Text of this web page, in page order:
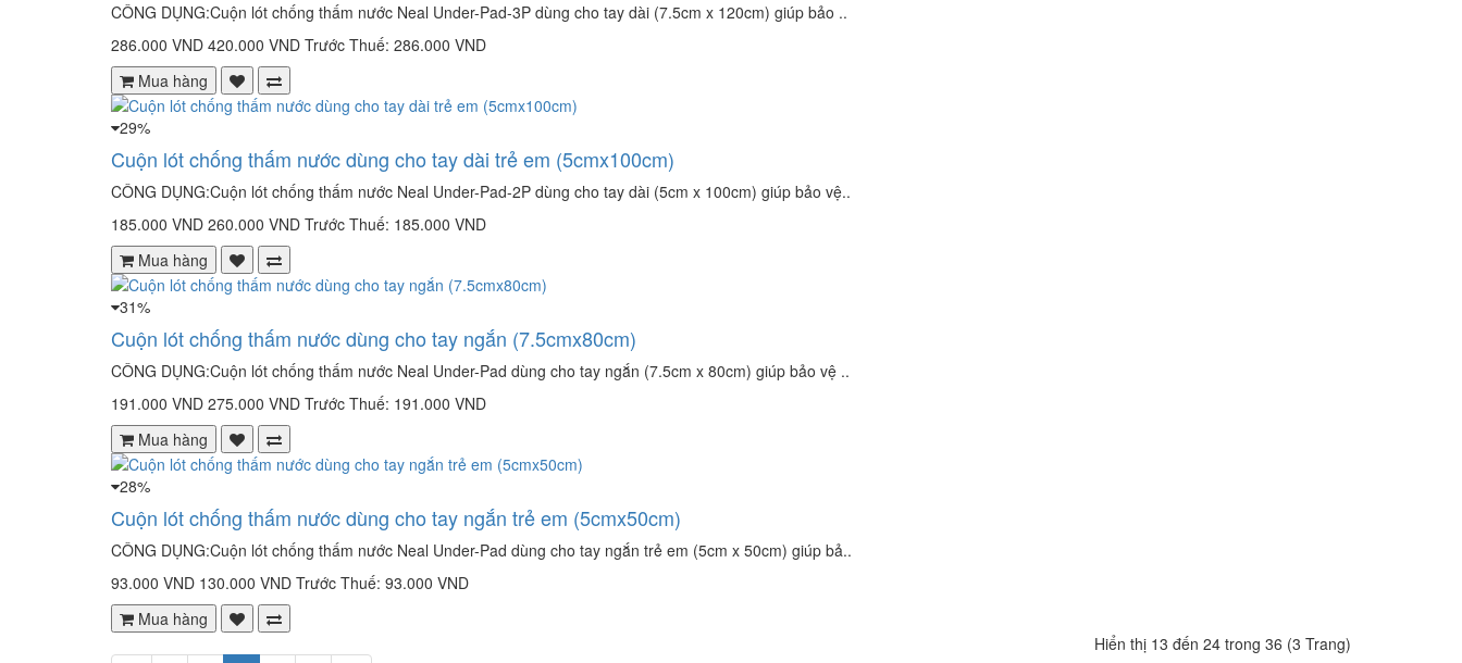
CÔNG DỤNG:Cuộn lót chống thấm nước Neal Under-Pad-3P dùng cho tay dài (7.5cm x 120cm) giúp bảo ..
286.000 VND 420.000 VND Trước Thuế: 286.000 VND
Mua hàng
29%
Cuộn lót chống thấm nước dùng cho tay dài trẻ em (5cmx100cm)
CÔNG DỤNG:Cuộn lót chống thấm nước Neal Under-Pad-2P dùng cho tay dài (5cm x 100cm) giúp bảo vệ..
185.000 VND 260.000 VND Trước Thuế: 185.000 VND
Mua hàng
31%
Cuộn lót chống thấm nước dùng cho tay ngắn (7.5cmx80cm)
CÔNG DỤNG:Cuộn lót chống thấm nước Neal Under-Pad dùng cho tay ngắn (7.5cm x 80cm) giúp bảo vệ ..
191.000 VND 275.000 VND Trước Thuế: 191.000 VND
Mua hàng
28%
Cuộn lót chống thấm nước dùng cho tay ngắn trẻ em (5cmx50cm)
CÔNG DỤNG:Cuộn lót chống thấm nước Neal Under-Pad dùng cho tay ngắn trẻ em (5cm x 50cm) giúp bả..
93.000 VND 130.000 VND Trước Thuế: 93.000 VND
Mua hàng
Hiển thị 13 đến 24 trong 36 (3 Trang)